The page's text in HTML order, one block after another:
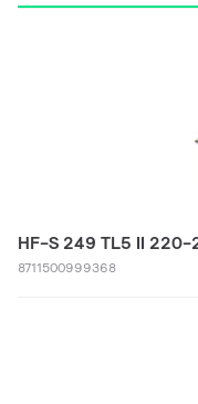
HF-S 249 TL5 II
8711500999368